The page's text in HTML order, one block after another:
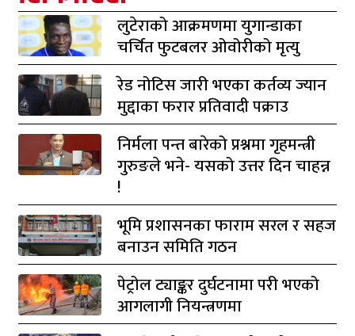
लुटेराको आक्रमणमा युगान्डाका
चर्चित फुटबलर ओवोरीको मृत्यु
रेड नोटिस जारी भएका कर्तव्य ज्यान
मुद्दाका फरार प्रतिवादी पक्राउ
निर्मला पन्त बारेको प्रश्नमा गृहमन्त्री
गुरुङले भने- यसको उत्तर दिन चाहन्न
!
भूमि प्रशासनका फाराम सरल र सहज
बनाउन समिति गठन
पेट्रोल ट्याङ्कर दुर्घटनामा परी भएको
आगलागी नियन्त्रणमा